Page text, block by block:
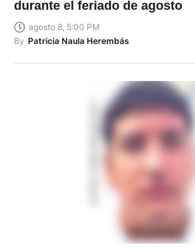
durante el feriado de agosto
agosto 8, 5:00 PM
By Patricia Naula Herembás